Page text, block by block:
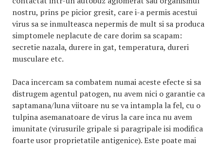
nostru, prins pe picior gresit, care i-a permis acestui
virus sa se inmulteasca nepermis de mult si sa produca
simptomele neplacute de care dorim sa scapam:
secretie nazala, durere in gat, temperatura, dureri
musculare etc.
Daca incercam sa combatem numai aceste efecte si sa
distrugem agentul patogen, nu avem nici o garantie ca
saptamana/luna viitoare nu se va intampla la fel, cu o
tulpina asemanatoare de virus la care inca nu avem
imunitate (virusurile gripale si paragripale isi modifica
foarte usor proprietatile antigenice). Este poate mai